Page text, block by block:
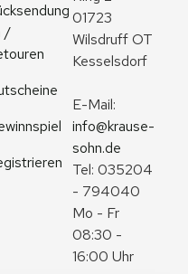
/
01723
Wilsdruff OT
Kesselsdorf
info@krause-
sohn.de
Tel: 035204
- 794040
Mo - Fr
08:30 -
16:00 Uhr